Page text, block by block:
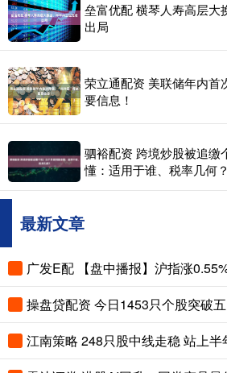
垒富优配 横琴人寿高层大
出局
荣立通配资 美联储年内首
要信息！
驷裕配资 跨境炒股被追缴
懂：适用于谁、税率几何？
最新文章
操盘贷配资 今日1453只个股突破
江南策略 248只股中线走稳 站上半